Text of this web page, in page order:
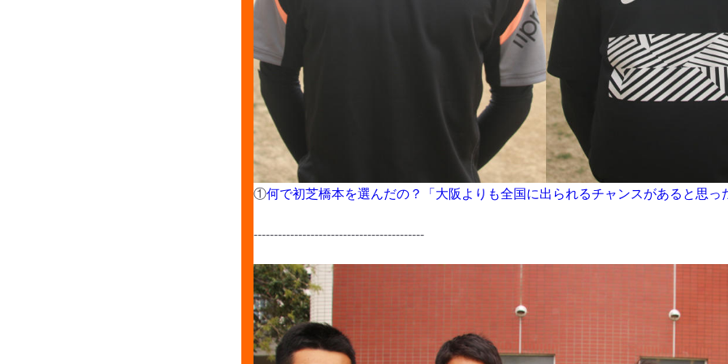
①何で初芝橋本を選んだの？「大阪よりも全国に出られるチャンスがあると思っ
------------------------------------------